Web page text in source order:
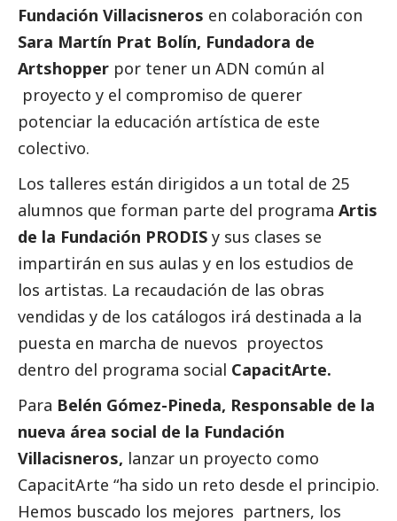
Fundación Villacisneros en colaboración con
Sara Martín Prat Bolín, Fundadora de
Artshopper por tener un ADN común al
proyecto y el compromiso de querer
potenciar la educación artística de este
colectivo.
Los talleres están dirigidos a un total de 25
alumnos que forman parte del programa Artis
de la Fundación PRODIS y sus clases se
impartirán en sus aulas y en los estudios de
los artistas. La recaudación de las obras
vendidas y de los catálogos irá destinada a la
puesta en marcha de nuevos proyectos
dentro del programa social CapacitArte.
Para Belén Gómez-Pineda, Responsable de la
nueva área social de la Fundación
Villacisneros, lanzar un proyecto como
CapacitArte “ha sido un reto desde el principio.
Hemos buscado los mejores partners, los